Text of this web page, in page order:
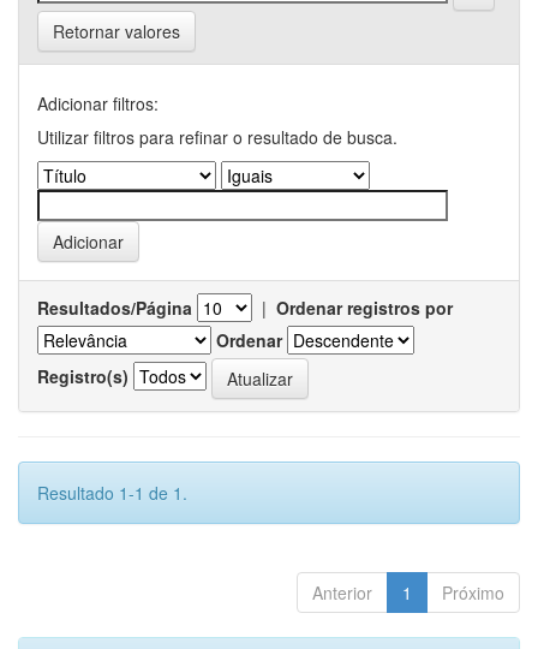
Retornar valores
Adicionar filtros:
Utilizar filtros para refinar o resultado de busca.
Resultados/Página | Ordenar registros por
Ordenar
Registro(s)
Resultado 1-1 de 1.
Anterior 1 Próximo